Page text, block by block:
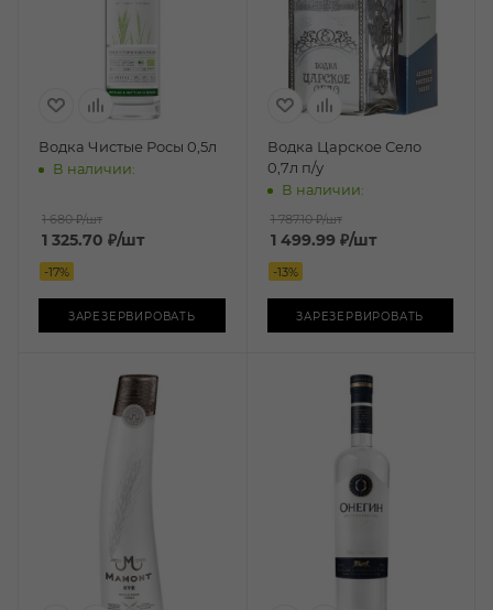
Водка Чистые Росы 0,5л
В наличии:
1 680 ₽/шт
1 325.70 ₽/шт
-17%
ЗАРЕЗЕРВИРОВАТЬ
Водка Царское Село
0,7л п/у
В наличии:
1 787.10 ₽/шт
1 499.99₽/шт
-13%
ЗАРЕЗЕРВИРОВАТЬ